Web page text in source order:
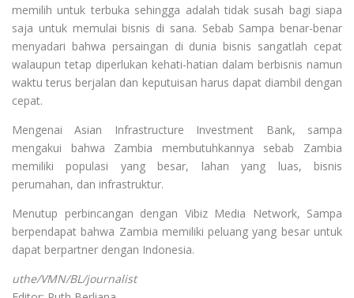
memilih untuk terbuka sehingga adalah tidak susah bagi siapa
saja untuk memulai bisnis di sana. Sebab Sampa benar-benar
menyadari bahwa persaingan di dunia bisnis sangatlah cepat
walaupun tetap diperlukan kehati-hatian dalam berbisnis namun
waktu terus berjalan dan keputuisan harus dapat diambil dengan
cepat.
Mengenai Asian Infrastructure Investment Bank, sampa
mengakui bahwa Zambia membutuhkannya sebab Zambia
memiliki populasi yang besar, lahan yang luas, bisnis
perumahan, dan infrastruktur.
Menutup perbincangan dengan Vibiz Media Network, Sampa
berpendapat bahwa Zambia memiliki peluang yang besar untuk
dapat berpartner dengan Indonesia.
uthe/VMN/BL/journalist